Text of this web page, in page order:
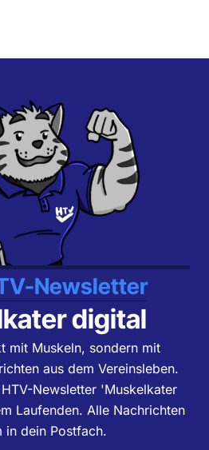
Newsletter
digital
mit Muskeln, sondern mit
aus dem Vereinsleben.
Newsletter 'Muskelkater
Laufenden. Alle Nachrichten
in dein Postfach.